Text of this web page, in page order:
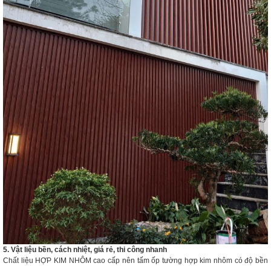
5. Vật liệu bền, cách nhiệt, giá rẻ, thi công nhanh
Chất liệu HỢP KIM NHÔM cao cấp nên tấm ốp tường hợp kim nhôm có độ bền